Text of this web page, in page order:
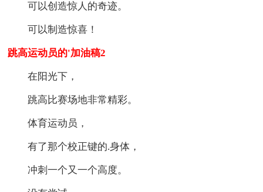
可以创造惊人的奇迹。
可以制造惊喜！
跳高运动员的'加油稿2
在阳光下，
跳高比赛场地非常精彩。
体育运动员，
有了那个校正键的.身体，
冲刺一个又一个高度。